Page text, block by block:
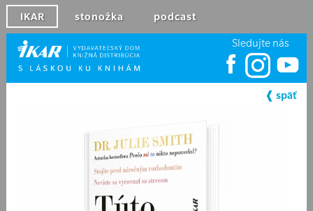
IKAR stonožka podcast
Sledujte nás
❰ späť